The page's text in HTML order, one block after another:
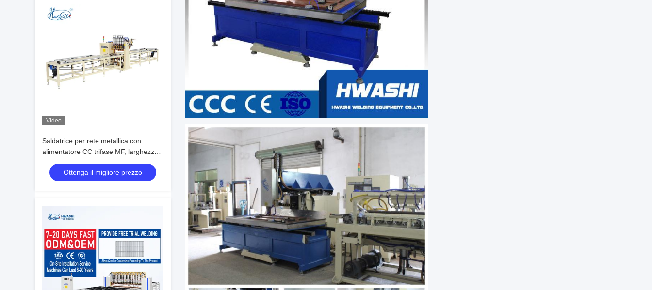
Video
Saldatrice per rete metallica con
alimentatore CC trifase MF, larghezza
di saldatura effettiva di 1.200 mm e
lunghezza di 3.000 mm
Ottenga il migliore prezzo